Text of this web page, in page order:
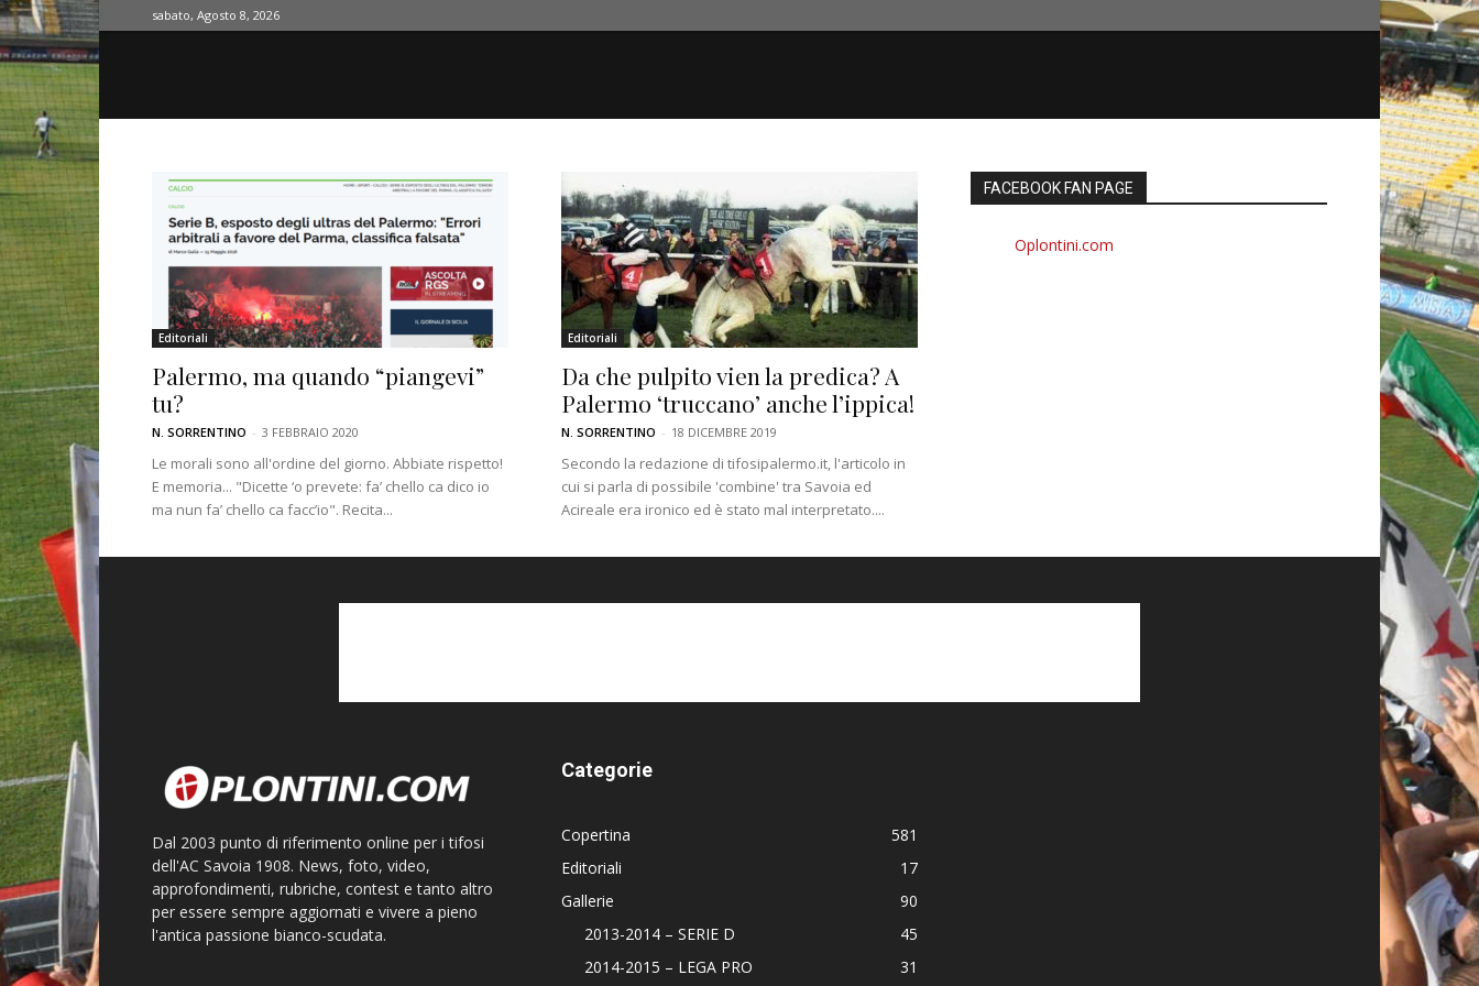
sabato, Agosto 8, 2026
Editoriali
Palermo, ma quando “piangevi”
tu?
N. SORRENTINO - 3 FEBBRAIO 2020
Le morali sono all'ordine del giorno. Abbiate rispetto!
E memoria... "Dicette ‘o prevete: fa’ chello ca dico io
ma nun fa’ chello ca facc’io". Recita...
Editoriali
Da che pulpito vien la predica? A
Palermo ‘truccano’ anche l’ippica!
N. SORRENTINO - 18 DICEMBRE 2019
Secondo la redazione di tifosipalermo.it, l'articolo in
cui si parla di possibile 'combine' tra Savoia ed
Acireale era ironico ed è stato mal interpretato....
FACEBOOK FAN PAGE
Oplontini.com
Dal 2003 punto di riferimento online per i tifosi
dell'AC Savoia 1908. News, foto, video,
approfondimenti, rubriche, contest e tanto altro
per essere sempre aggiornati e vivere a pieno
l'antica passione bianco-scudata.
Categorie
Copertina
581
Editoriali
17
Gallerie
90
2013-2014 – SERIE D
45
2014-2015 – LEGA PRO
31